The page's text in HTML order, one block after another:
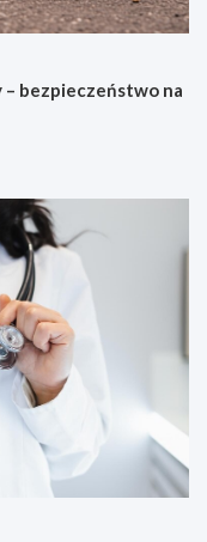
– bezpieczeństwo na